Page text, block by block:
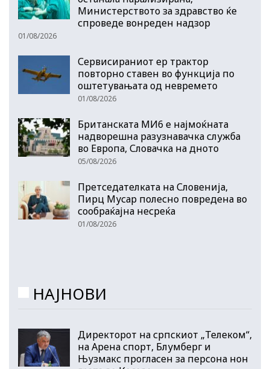
Министерството за здравство ќе
спроведе вонреден надзор
01/08/2026
Сервисираниот ер трактор
повторно ставен во функција по
оштетувањата од невремето
01/08/2026
Британската МИ6 е најмоќната
надворешна разузнавачка служба
во Европа, Словачка на дното
05/08/2026
Претседателката на Словенија,
Пирц Мусар полесно повредена во
сообраќајна несреќа
01/08/2026
НАЈНОВИ
Директорот на српскиот „Телеком“,
на Арена спорт, Блумберг и
Њузмакс прогласен за персона нон